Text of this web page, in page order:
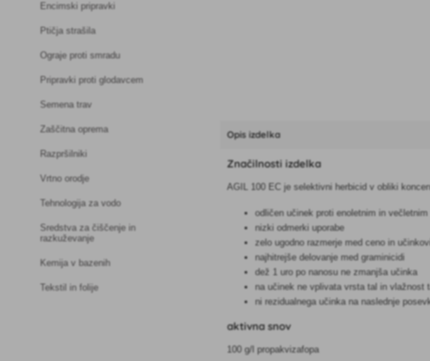
Encimski pripravki
Ptičja strašila
Ograje proti smradu
Pripravki proti glodavcem
Semena trav
Zaščitna oprema
Razpršilniki
Vrtno orodje
Tehnologija za vodo
Sredstva za čiščenje in
razkuževanje
Kemija v bazenih
Tekstil in folije
Opis izdelka
Značilnosti izdelka
AGIL 100 EC je selektivni herbicid v obliki
odličen učinek proti enoletnim in
nizki odmerki uporabe
zelo ugodno razmerje med ceno in
najhitrejše delovanje med graminicidi
dež 1 uro po nanosu ne zmanjša učinka
na učinek ne vplivata vrsta tal in vlažnost
ni rezidualnega učinka na naslednje
aktivna snov
100 g/l propakvizafopa